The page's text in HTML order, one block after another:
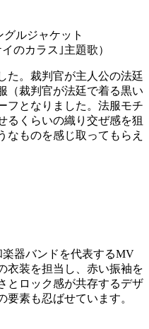
グルジャケット
のカラス｣主題歌）
た。裁判官が主人公の法廷
（裁判官が法廷で着る黒い
フとなりました。法服モチ
るくらいの織り交ぜ感を狙
なものを感じ取ってもらえ
楽器バンドを代表するMV
衣装を担当し、赤い振袖を
とロック感が共存するデザ
素も忍ばせています。